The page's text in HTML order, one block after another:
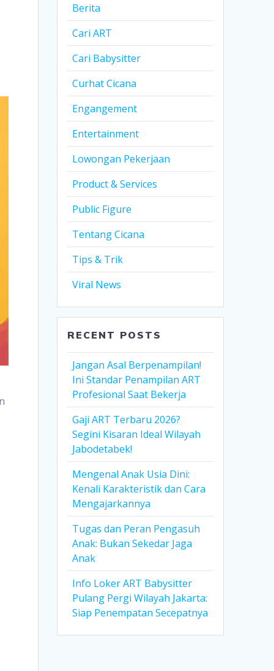
Berita
Cari ART
Cari Babysitter
Curhat Cicana
Engangement
Entertainment
Lowongan Pekerjaan
Product & Services
Public Figure
Tentang Cicana
Tips & Trik
Viral News
RECENT POSTS
Jangan Asal Berpenampilan!
Ini Standar Penampilan ART
Profesional Saat Bekerja
Gaji ART Terbaru 2026?
Segini Kisaran Ideal Wilayah
Jabodetabek!
Mengenal Anak Usia Dini:
Kenali Karakteristik dan Cara
Mengajarkannya
Tugas dan Peran Pengasuh
Anak: Bukan Sekedar Jaga
Anak
Info Loker ART Babysitter
Pulang Pergi Wilayah Jakarta:
Siap Penempatan Secepatnya